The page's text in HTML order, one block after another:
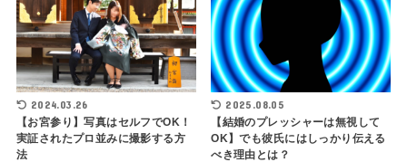
2024.03.26
【お宮参り】写真はセルフでOK！
実証されたプロ並みに撮影する方
法
2025.08.05
【結婚のプレッシャーは無視して
OK】でも彼氏にはしっかり伝える
べき理由とは？